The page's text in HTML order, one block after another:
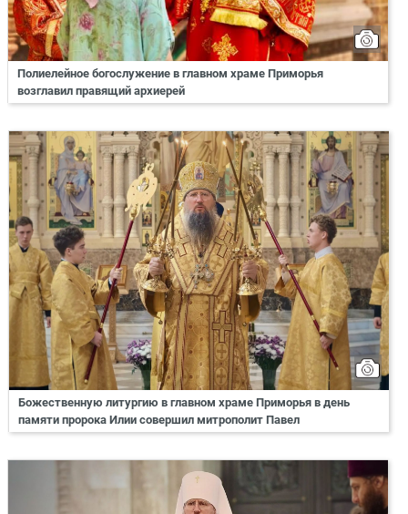
Полиелейное богослужение в главном храме Приморья
возглавил правящий архиерей
Божественную литургию в главном храме Приморья в день
памяти пророка Илии совершил митрополит Павел